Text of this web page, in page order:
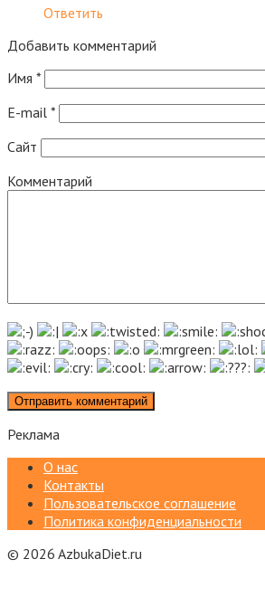
Ответить
Добавить комментарий
Имя *
E-mail *
Сайт
Комментарий
Реклама
О нас
Контакты
Пользовательское соглашение
Политика конфиденциальности
© 2026 AzbukaDiet.ru